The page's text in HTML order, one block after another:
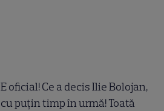
E oficial! Ce a decis Ilie Bolojan,
cu puțin timp în urmă! Toată